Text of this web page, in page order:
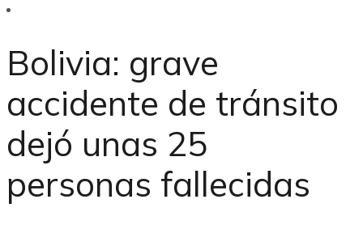
Bolivia: grave
accidente de tránsito
dejó unas 25
personas fallecidas